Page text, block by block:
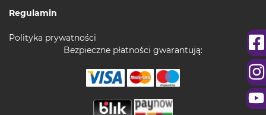
Regulamin
Polityka prywatności
Bezpieczne płatności gwarantują: